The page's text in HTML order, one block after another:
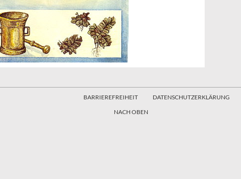
BARRIEREFREIHEIT DATENSCHUTZERKLÄRUNG
NACH OBEN